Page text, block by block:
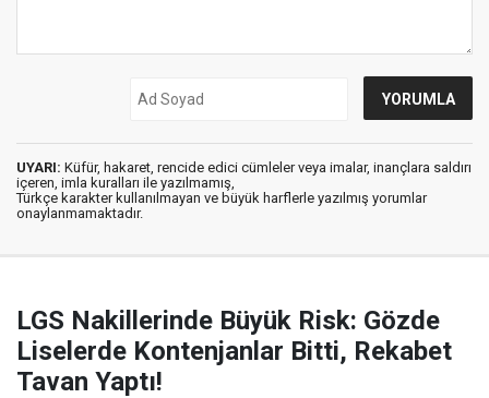
UYARI: Küfür, hakaret, rencide edici cümleler veya imalar, inançlara saldırı
içeren, imla kuralları ile yazılmamış,
Türkçe karakter kullanılmayan ve büyük harflerle yazılmış yorumlar
onaylanmamaktadır.
LGS Nakillerinde Büyük Risk: Gözde
Liselerde Kontenjanlar Bitti, Rekabet
Tavan Yaptı!